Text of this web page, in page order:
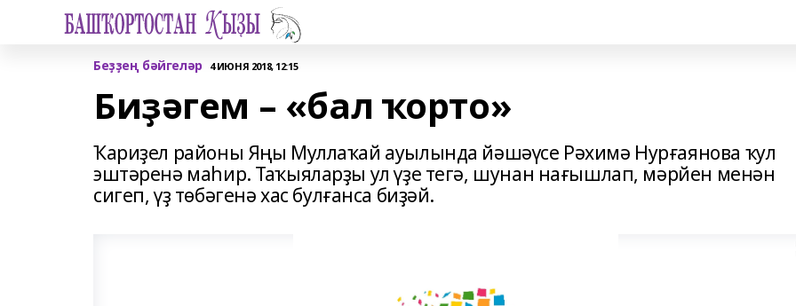
Беҙҙең бәйгеләр 4 ИЮНЯ 2018, 12:15
Биҙәгем – «бал ҡорто»
Ҡариҙел районы Яңы Муллаҡай ауылында йәшәүсе Рәхимә Нурғаянова ҡул
эштәренә маһир. Таҡыяларҙы ул үҙе тегә, шунан нағышлап, мәрйен менән
сигеп, үҙ төбәгенә хас булғанса биҙәй.